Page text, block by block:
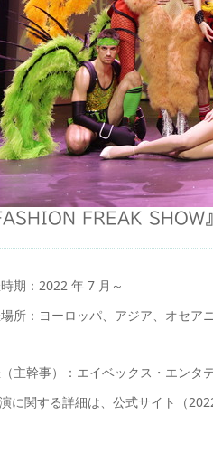
FREAK SHOW
期：2022 年 7 月～
所：ヨーロッパ、アジア、オセア
主幹事）：エイベックス・エン
に関する詳細は、公式サイト（